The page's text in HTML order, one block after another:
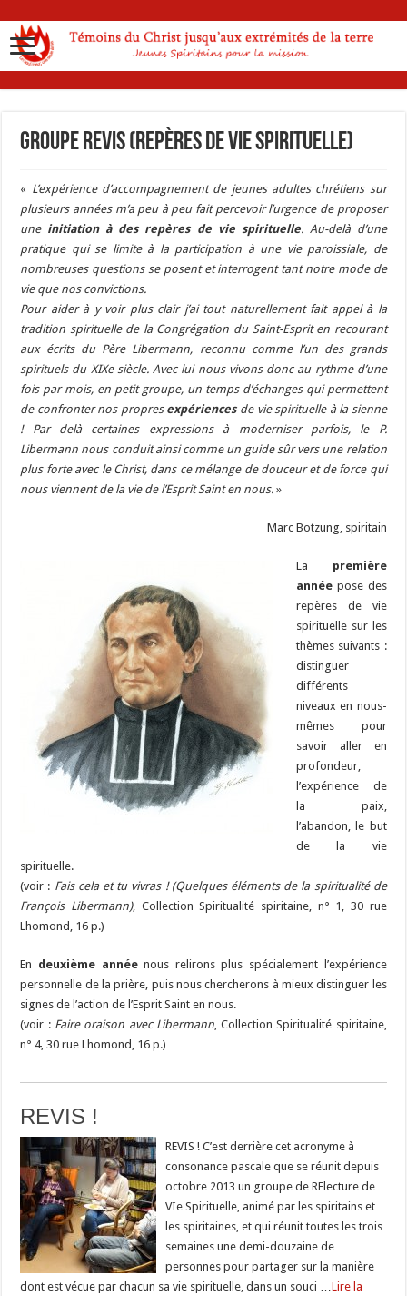
Groupe REVIS (Repères de Vie Spirituelle)
« L’expérience d’accompagnement de jeunes adultes chrétiens sur
plusieurs années m’a peu à peu fait percevoir l’urgence de proposer
une initiation à des repères de vie spirituelle. Au-delà d’une
pratique qui se limite à la participation à une vie paroissiale, de
nombreuses questions se posent et interrogent tant notre mode de
vie que nos convictions.
Pour aider à y voir plus clair j’ai tout naturellement fait appel à la
tradition spirituelle de la Congrégation du Saint-Esprit en recourant
aux écrits du Père Libermann, reconnu comme l’un des grands
spirituels du XIXe siècle. Avec lui nous vivons donc au rythme d’une
fois par mois, en petit groupe, un temps d’échanges qui permettent
de confronter nos propres expériencesde vie spirituelle à la sienne
! Par delà certaines expressions à moderniser parfois, le P.
Libermann nous conduit ainsi comme un guide sûr vers une relation
plus forte avec le Christ, dans ce mélange de douceur et de force qui
nous viennent de la vie de l’Esprit Saint en nous. »
Marc Botzung, spiritain
La première
année pose des
repères de vie
spirituelle sur les
thèmes suivants :
distinguer
différents
niveaux en nous-
mêmes pour
savoir aller en
profondeur,
l’expérience de
la paix,
l’abandon, le but
de la vie
spirituelle.
(voir : Fais cela et tu vivras ! (Quelques éléments de la spiritualité de
François Libermann), Collection Spiritualité spiritaine, n° 1, 30 rue
Lhomond, 16 p.)
En deuxième annéenous relirons plus spécialement l’expérience
personnelle de la prière, puis nous chercherons à mieux distinguer les
signes de l’action de l’Esprit Saint en nous.
(voir : Faire oraison avec Libermann, Collection Spiritualité spiritaine,
n° 4, 30 rue Lhomond, 16 p.)
REVIS !
REVIS ! C’est derrière cet acronyme à
consonance pascale que se réunit depuis
octobre 2013 un groupe de RElecture de
VIe Spirituelle, animé par les spiritains et
les spiritaines, et qui réunit toutes les trois
semaines une demi-douzaine de
personnes pour partager sur la manière
dont est vécue par chacun sa vie spirituelle, dans un souci …Lire la